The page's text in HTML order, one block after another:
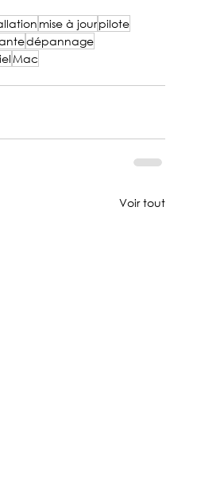
mise à jourpilote
dépannage
Mac
Voir tout